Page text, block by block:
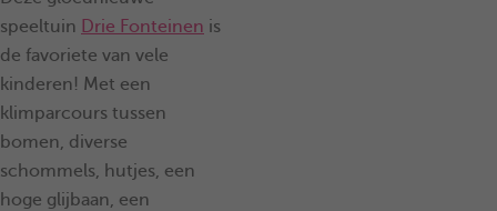
speeltuin Drie Fonteinen is
de favoriete van vele
kinderen! Met een
klimparcours tussen
bomen, diverse
schommels, hutjes, een
hoge glijbaan, een